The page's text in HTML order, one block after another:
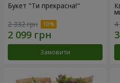
Букет "Ти прекрасна!"
2 332 грн
Замовити
4